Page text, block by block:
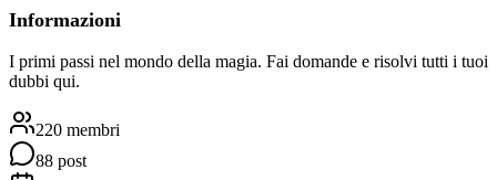
Informazioni
I primi passi nel mondo della magia. Fai domande e risolvi tutti i tuoi
dubbi qui.
220 membri
88 post